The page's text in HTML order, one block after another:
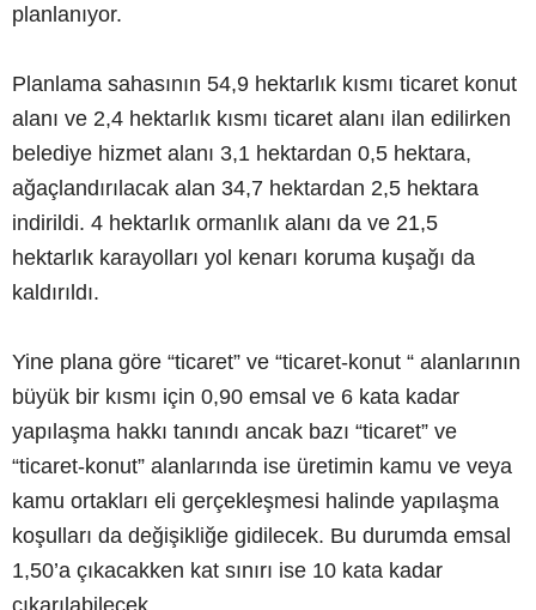
planlanıyor.
Planlama sahasının 54,9 hektarlık kısmı ticaret konut
alanı ve 2,4 hektarlık kısmı ticaret alanı ilan edilirken
belediye hizmet alanı 3,1 hektardan 0,5 hektara,
ağaçlandırılacak alan 34,7 hektardan 2,5 hektara
indirildi. 4 hektarlık ormanlık alanı da ve 21,5
hektarlık karayolları yol kenarı koruma kuşağı da
kaldırıldı.
Yine plana göre “ticaret” ve “ticaret-konut “ alanlarının
büyük bir kısmı için 0,90 emsal ve 6 kata kadar
yapılaşma hakkı tanındı ancak bazı “ticaret” ve
“ticaret-konut” alanlarında ise üretimin kamu ve veya
kamu ortakları eli gerçekleşmesi halinde yapılaşma
koşulları da değişikliğe gidilecek. Bu durumda emsal
1,50’a çıkacakken kat sınırı ise 10 kata kadar
çıkarılabilecek.